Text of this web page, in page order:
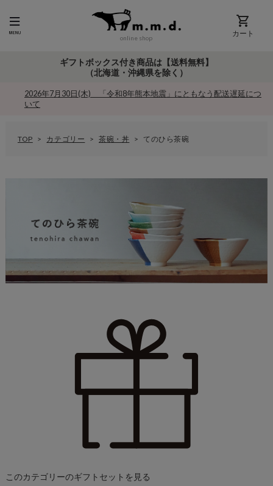
online shop カート
ギフトボックス付き商品は【送料無料】
（北海道・沖縄県を除く）
2026年7月30日(木) 「令和8年熊本地震」にともなう配送遅延につ
いて
TOP カテゴリー 茶碗・丼 てのひら茶碗
このカテゴリーのギフトセットを見る